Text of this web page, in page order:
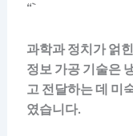
“`
과학과 정치가 얽
정보 가공 기술은
고 전달하는 데 미
였습니다.